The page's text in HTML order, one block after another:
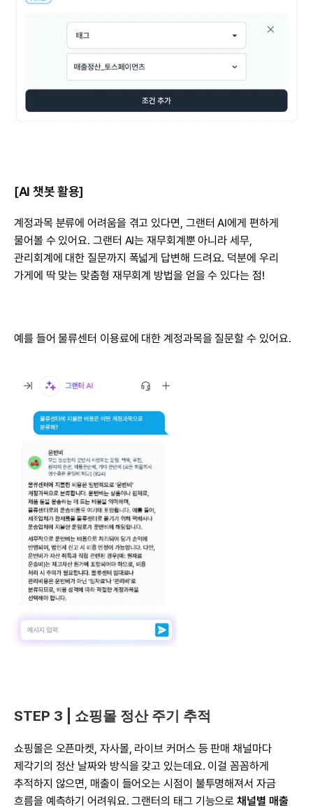
[AI 챗봇 활용]
계정과목 분류에 어려움을 겪고 있다면, 그랜터 AI에게 편하게
물어볼 수 있어요. 그랜터 AI는 재무회계뿐 아니라 세무,
관리회계에 대한 질문까지 폭넓게 답변해 드려요. 덕분에 우리
가게에 딱 맞는 맞춤형 재무회계 방법을 얻을 수 있다는 점!
예를 들어 물류센터 이용료에 대한 계정과목을 질문할 수 있어요.
STEP 3 | 쇼핑몰 정산 주기 추적
쇼핑몰은 오픈마켓, 자사몰, 라이브 커머스 등 판매 채널마다
제각기의 정산 날짜와 방식을 갖고 있는데요. 이걸 꼼꼼하게
추적하지 않으면, 매출이 들어오는 시점이 불투명해져서 자금
흐름을 예측하기 어려워요. 그랜터의 태그 기능으로 채널별 매출